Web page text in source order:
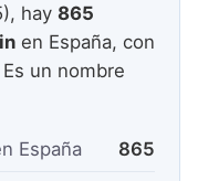
por X
por Y
hay 865
en España, con
Es un nombre
España 865